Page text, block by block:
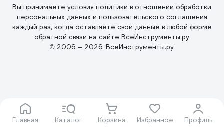
Главная Каталог Корзина Избранное Профиль
Вы принимаете условия политики в отношении обработки
персональных данных и пользовательского соглашения
каждый раз, когда оставляете свои данные в любой форме
обратной связи на сайте ВсеИнструменты.ру
© 2006 — 2026. ВсеИнструменты.ру